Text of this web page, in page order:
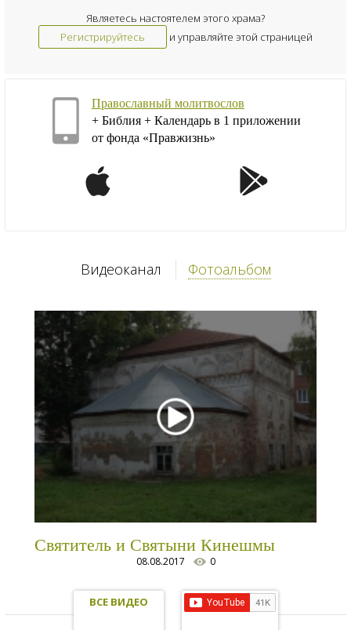
Являетесь настоятелем этого храма?
Регистрируйтесь
и управляйте этой страницей
Православный молитвослов
+ Библия + Календарь в 1 приложении
от фонда «Правжизнь»
Видеоканал Фотоальбом
Святитель и Святыни Кинешмы
08.08.2017 0
ВСЕ ВИДЕО